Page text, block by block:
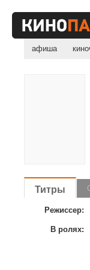
афиша
Титры
Режиссер:
В ролях: